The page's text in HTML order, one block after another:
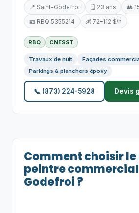
📍 Saint-Godefroi 🗓️ 23 ans
👥
🪪 RBQ 5355214
💰 72–112 $/h
RBQ CNESST
Travaux de nuit
Façades
Parkings & planchers époxy
📞 (873) 224-5928 Devis
Comment choisir
peintre
Godefroi ?